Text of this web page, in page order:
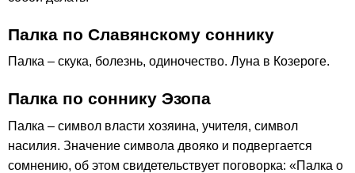
Палка по Славянскому соннику
Палка – скука, болезнь, одиночество. Луна в Козероге.
Палка по соннику Эзопа
Палка – символ власти хозяина, учителя, символ
насилия. Значение символа двояко и подвергается
сомнению, об этом свидетельствует поговорка: «Палка о